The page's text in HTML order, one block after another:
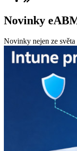
Novinky
Novinky nejen ze